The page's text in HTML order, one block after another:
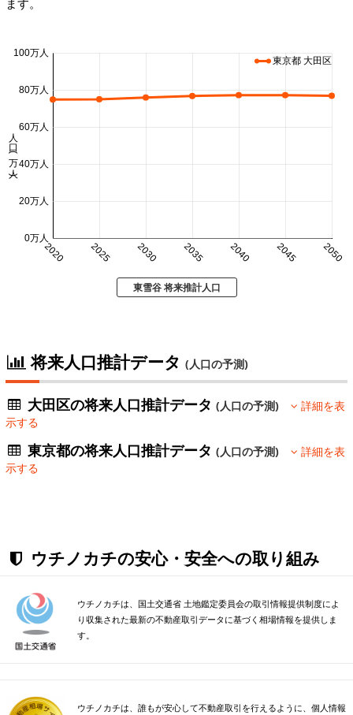
2020 2025 2030 2035 2040 2045 2050
0万人
20万人
40万人
60万人
80万人
100万人
人口 (万人)
東京都 大田区
東雪谷 将来推計人口
将来人口推計データ (人口の予測)
大田区の将来人口推計データ(人口の予測)
詳細を表
示する
東京都の将来人口推計データ(人口の予測)
詳細を表
示する
ウチノカチの安心・安全への取り組み
ウチノカチは、国土交通省 土地鑑定委員会の取引情報提供制度によ
り収集された最新の不動産取引データに基づく相場情報を提供しま
す。
ウチノカチは、誰もが安心して不動産取引を行えるように、個人情報